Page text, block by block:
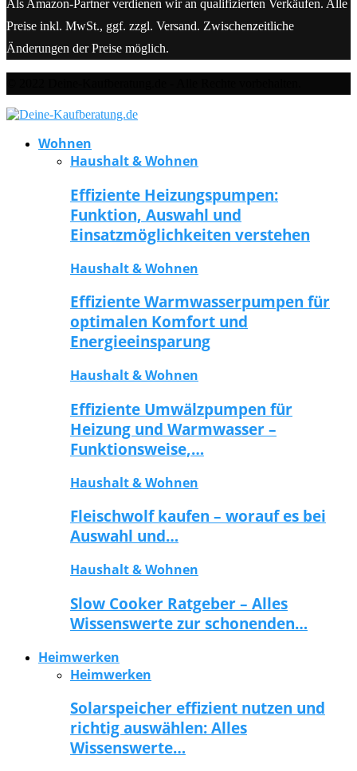
Als Amazon-Partner verdienen wir an qualifizierten Verkäufen. Alle
Preise inkl. MwSt., ggf. zzgl. Versand. Zwischenzeitliche
Änderungen der Preise möglich.
Wohnen
Haushalt & Wohnen
Effiziente Heizungspumpen:
Funktion, Auswahl und
Einsatzmöglichkeiten verstehen
Haushalt & Wohnen
Effiziente Warmwasserpumpen für
optimalen Komfort und
Energieeinsparung
Haushalt & Wohnen
Effiziente Umwälzpumpen für
Heizung und Warmwasser –
Funktionsweise,…
Haushalt & Wohnen
Fleischwolf kaufen – worauf es bei
Auswahl und…
Haushalt & Wohnen
Slow Cooker Ratgeber – Alles
Wissenswerte zur schonenden…
Heimwerken
Heimwerken
Solarspeicher effizient nutzen und
richtig auswählen: Alles
Wissenswerte…